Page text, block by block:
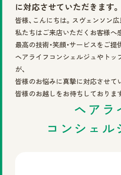
に対応させていただきます。
皆様、こんにちは。スヴェンソン広
私たちはご来店いただくお客様へ
最高の技術・笑顔・サービスをご提
ヘアライフコンシェルジュやトッ
が、
皆様のお悩みに真摯に対応させて
皆様のお越しをお待ちしておりま
ヘアラ
コンシェル